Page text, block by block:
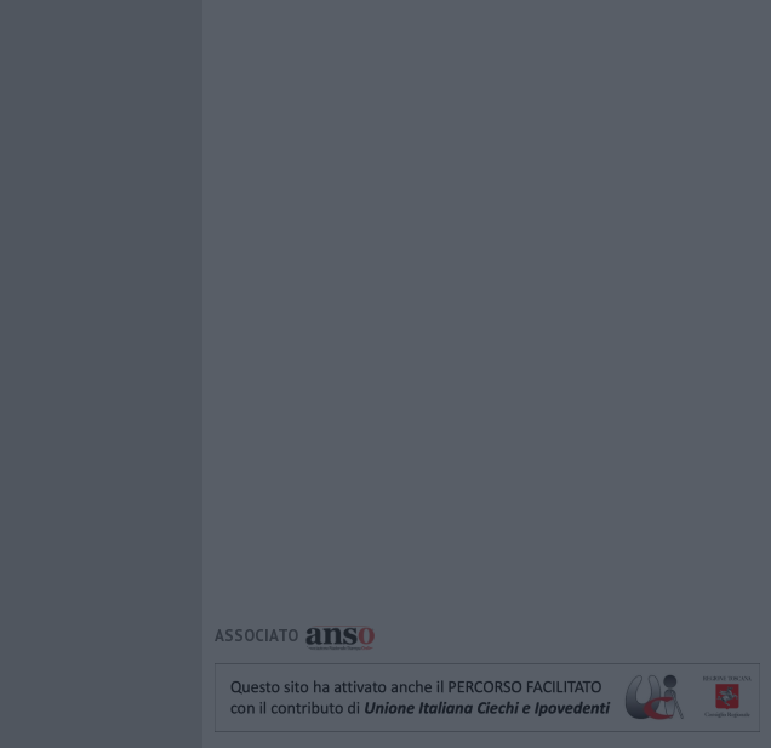
ASSOCIATO